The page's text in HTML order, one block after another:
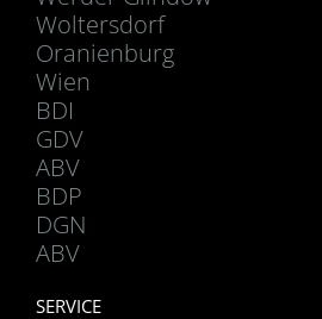
Woltersdorf
Oranienburg
Wien
BDI
GDV
ABV
BDP
DGN
ABV
SERVICE